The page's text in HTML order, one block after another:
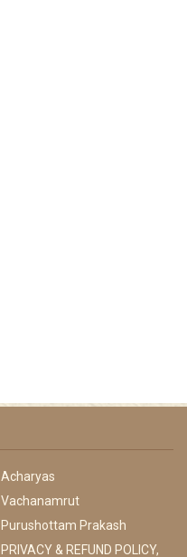
Acharyas
Vachanamrut
Purushottam Prakash
PRIVACY & REFUND POLICY,